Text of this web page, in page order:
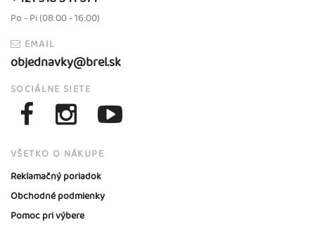
Po - Pi (08:00 - 16:00)
EMAIL
objednavky@brel.sk
SOCIÁLNE SIETE
VŠETKO O NÁKUPE
Reklamačný poriadok
Obchodné podmienky
Pomoc pri výbere